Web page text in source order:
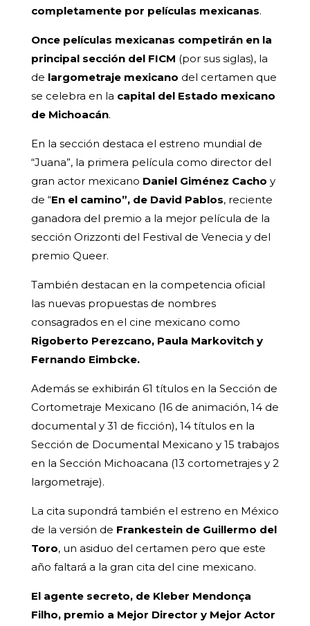
completamente por películas mexicanas.
Once películas mexicanas competirán en la
principal sección del FICM (por sus siglas), la
de largometraje mexicano del certamen que
se celebra en la capital del Estado mexicano
de Michoacán.
En la sección destaca el estreno mundial de
“Juana”, la primera película como director del
gran actor mexicano Daniel Giménez Cacho y
de “En el camino”, de David Pablos, reciente
ganadora del premio a la mejor película de la
sección Orizzonti del Festival de Venecia y del
premio Queer.
También destacan en la competencia oficial
las nuevas propuestas de nombres
consagrados en el cine mexicano como
Rigoberto Perezcano, Paula Markovitch y
Fernando Eimbcke.
Además se exhibirán 61 títulos en la Sección de
Cortometraje Mexicano (16 de animación, 14 de
documental y 31 de ficción), 14 títulos en la
Sección de Documental Mexicano y 15 trabajos
en la Sección Michoacana (13 cortometrajes y 2
largometraje).
La cita supondrá también el estreno en México
de la versión de Frankestein de Guillermo del
Toro, un asiduo del certamen pero que este
año faltará a la gran cita del cine mexicano.
El agente secreto, de Kleber Mendonça
Filho, premio a Mejor Director y Mejor Actor